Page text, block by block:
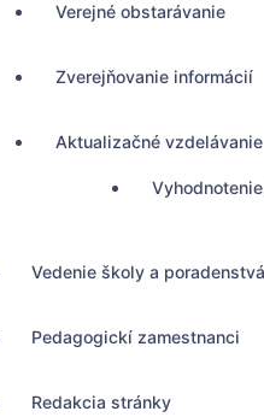
Verejné obstarávanie
Zverejňovanie informácií
Aktualizačné vzdelávanie
Vedenie školy a poradenstvá
Pedagogickí zamestnanci
Redakcia stránky